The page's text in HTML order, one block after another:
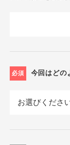
必須 今回はどの